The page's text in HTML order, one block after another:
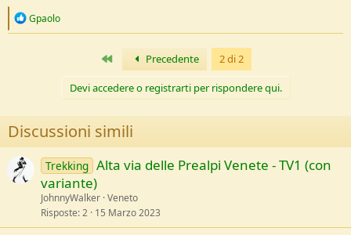
R
:
Gpaolo
Primo Precedente 2 di 2
Devi accedere o registrarti per rispondere qui.
Discussioni simili
Trekking Alta via delle Prealpi Venete - TV1 (con
variante)
JohnnyWalker Veneto
Risposte 2 15 Marzo 2023